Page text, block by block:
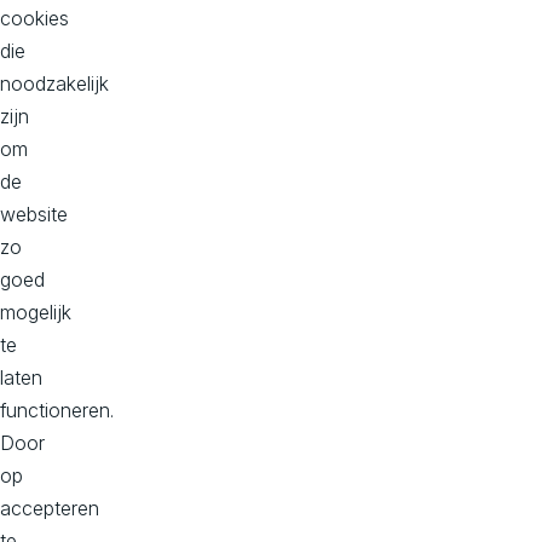
Acquisitie?
Liever niet.
Deze
delen mag
natuurlijk
Sollici
teer
direct!
Mail
werkenbij@
cookies
die
noodzakelijk
zijn
om
de
website
zo
goed
mogelijk
te
laten
functioneren.
Door
op
accepteren